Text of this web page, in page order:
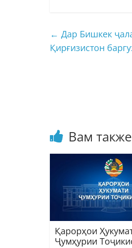
← Дар Бишкек
Қирғизистон
Вам
Қарорҳои
Ҷумҳурии